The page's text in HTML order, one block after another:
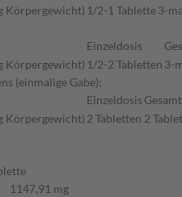
Körpergewicht) 1/2-1 Tablette3-
Einzeldosis
Körpergewicht) 1/2-2 Tabletten 3-
(einmalige Gabe):
Einzeldosis
Körpergewicht) 2 Tabletten 2
1147,91 mg